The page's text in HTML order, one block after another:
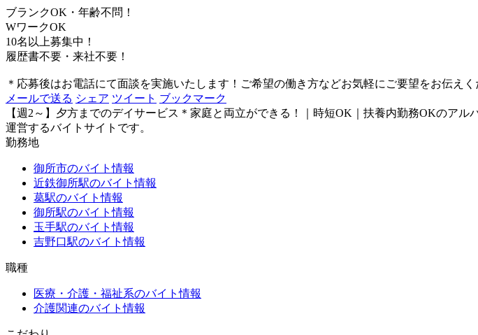
ブランクOK・年齢不問！
WワークOK
10名以上募集中！
履歴書不要・来社不要！
＊応募後はお電話にて面談を実施いたします！ご希望の働き方などお気軽にご要望をお伝えく
メールで送る シェア ツイート ブックマーク
【週2～】夕方までのデイサービス＊家庭と両立ができる！｜時短OK｜扶養内勤務OKのア
運営するバイトサイトです。
勤務地
御所市のバイト情報
近鉄御所駅のバイト情報
葛駅のバイト情報
御所駅のバイト情報
玉手駅のバイト情報
吉野口駅のバイト情報
職種
医療・介護・福祉系のバイト情報
介護関連のバイト情報